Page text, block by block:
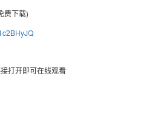
费下载)
打开即可在线观看